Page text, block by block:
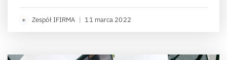
Zespół IFIRMA | 11 marca 2022